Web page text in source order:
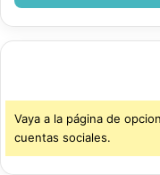
Vaya a la página de
cuentas sociales.